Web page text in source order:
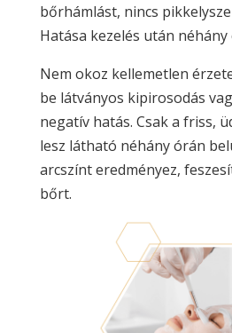
bőrhámlást, nincs
Hatása kezelés után
Nem okoz kellemetlen
be látványos kipirosodás
negatív hatás. Csak a friss,
lesz látható néhány órán
arcszínt eredményez,
bőrt.